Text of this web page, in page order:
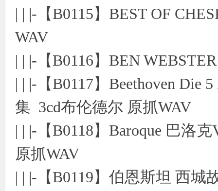
| | |-【B0115】BEST OF
WAV
| | |-【B0116】BEN
| | |-【B0117】Beethoven Die
集 3cd布伦德尔 原抓WAV
| | |-【B0118】Baroque 巴洛
原抓WAV
| | |-【B0119】伯恩斯坦 西